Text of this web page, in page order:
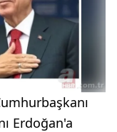
Erdoğan'a